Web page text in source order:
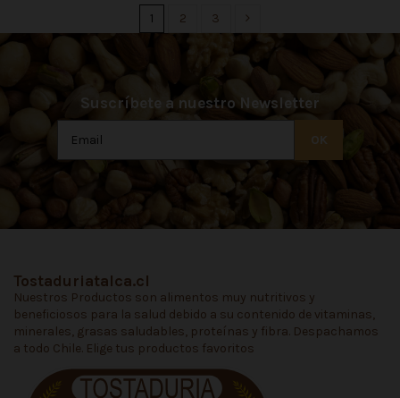
1 2 3
Suscríbete a nuestro Newsletter
Tostaduriatalca.cl
Nuestros Productos son alimentos muy nutritivos y
beneficiosos para la salud debido a su contenido de vitaminas,
minerales, grasas saludables, proteínas y fibra. Despachamos
a todo Chile. Elige tus productos favoritos